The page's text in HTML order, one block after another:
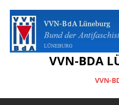
VVN-BDA
VVN-